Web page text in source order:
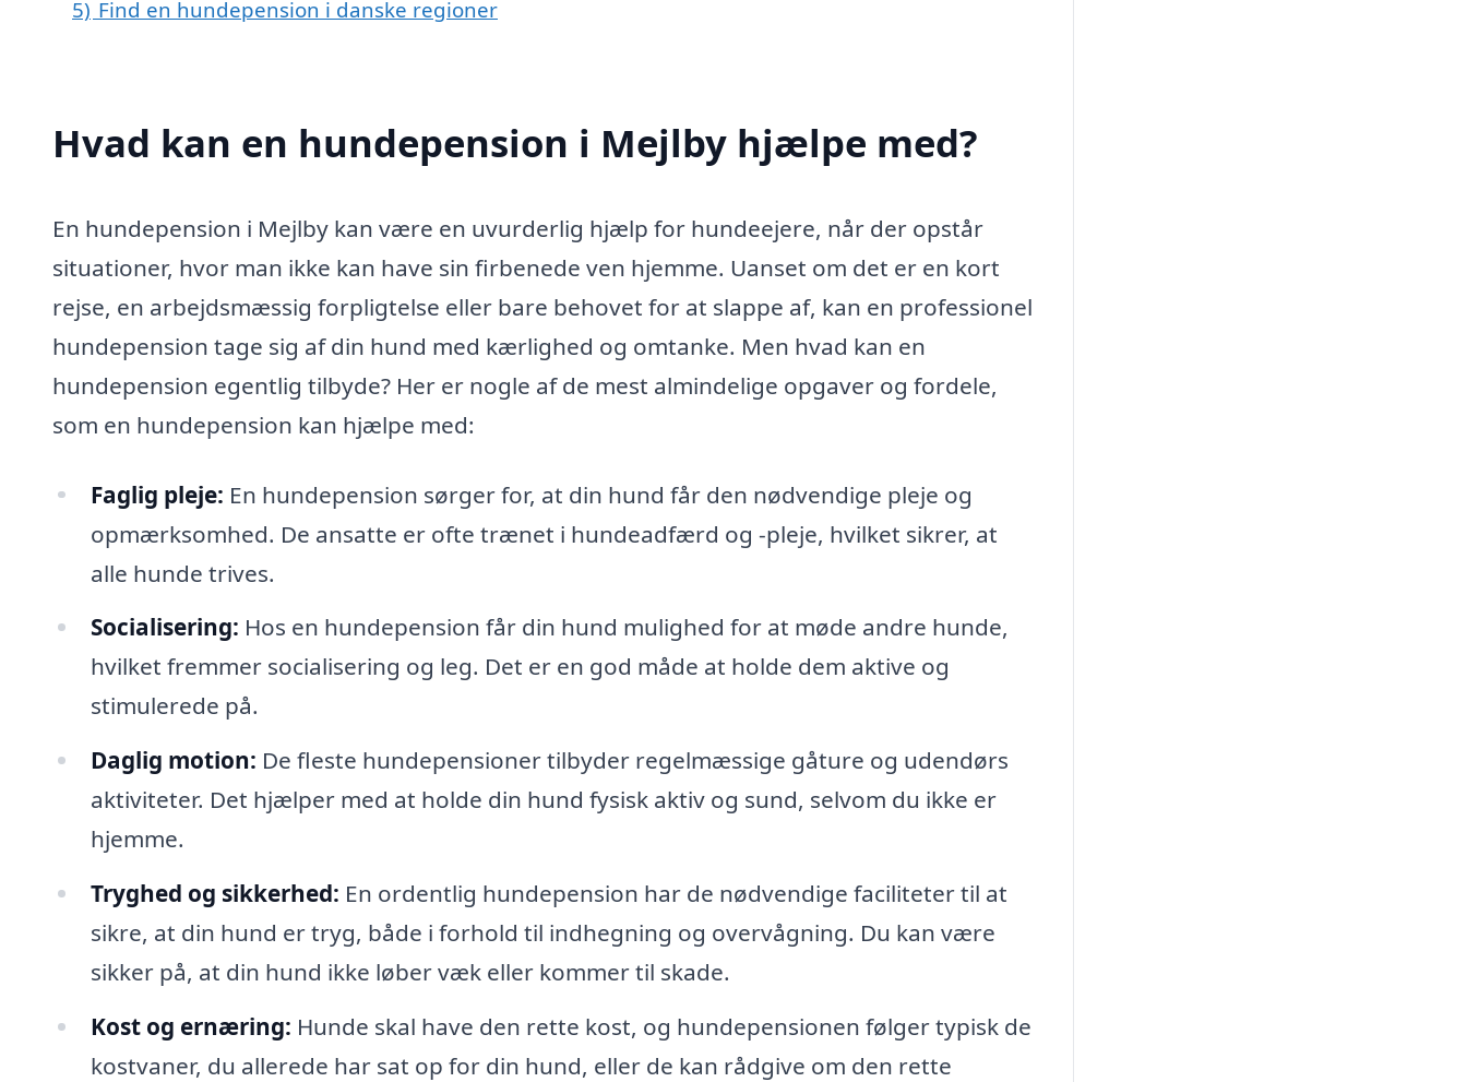
5) Find en hundepension i danske regioner
Hvad kan en hundepension i Mejlby hjælpe med?
En hundepension i Mejlby kan være en uvurderlig hjælp for hundeejere, når der opstår
situationer, hvor man ikke kan have sin firbenede ven hjemme. Uanset om det er en kort
rejse, en arbejdsmæssig forpligtelse eller bare behovet for at slappe af, kan en professionel
hundepension tage sig af din hund med kærlighed og omtanke. Men hvad kan en
hundepension egentlig tilbyde? Her er nogle af de mest almindelige opgaver og fordele,
som en hundepension kan hjælpe med:
Faglig pleje: En hundepension sørger for, at din hund får den nødvendige pleje og
opmærksomhed. De ansatte er ofte trænet i hundeadfærd og -pleje, hvilket sikrer, at
alle hunde trives.
Socialisering: Hos en hundepension får din hund mulighed for at møde andre hunde,
hvilket fremmer socialisering og leg. Det er en god måde at holde dem aktive og
stimulerede på.
Daglig motion: De fleste hundepensioner tilbyder regelmæssige gåture og udendørs
aktiviteter. Det hjælper med at holde din hund fysisk aktiv og sund, selvom du ikke er
hjemme.
Tryghed og sikkerhed: En ordentlig hundepension har de nødvendige faciliteter til at
sikre, at din hund er tryg, både i forhold til indhegning og overvågning. Du kan være
sikker på, at din hund ikke løber væk eller kommer til skade.
Kost og ernæring: Hunde skal have den rette kost, og hundepensionen følger typisk de
kostvaner, du allerede har sat op for din hund, eller de kan rådgive om den rette